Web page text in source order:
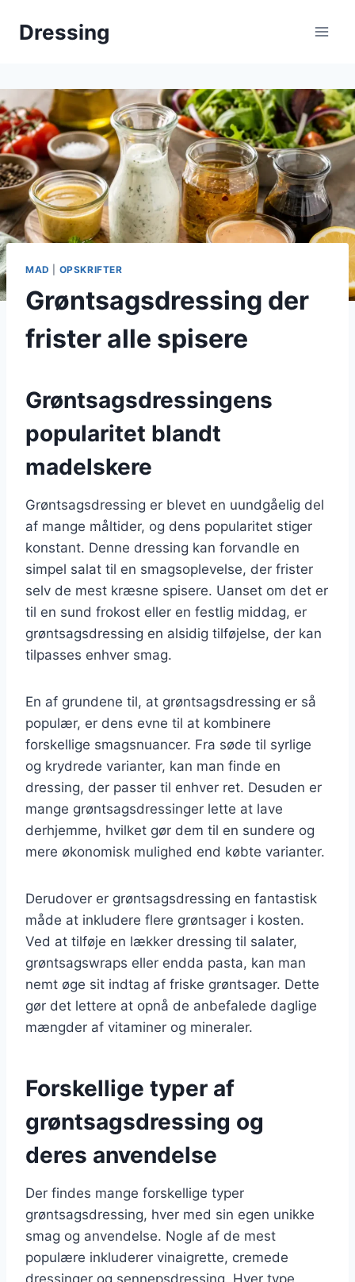
Dressing
MAD OPSKRIFTER
Grøntsagsdressing der
frister alle spisere
Grøntsagsdressingens
popularitet blandt
madelskere
Grøntsagsdressing er blevet en uundgåelig del
af mange måltider, og dens popularitet stiger
konstant. Denne dressing kan forvandle en
simpel salat til en smagsoplevelse, der frister
selv de mest kræsne spisere. Uanset om det er
til en sund frokost eller en festlig middag, er
grøntsagsdressing en alsidig tilføjelse, der kan
tilpasses enhver smag.
En af grundene til, at grøntsagsdressing er så
populær, er dens evne til at kombinere
forskellige smagsnuancer. Fra søde til syrlige
og krydrede varianter, kan man finde en
dressing, der passer til enhver ret. Desuden er
mange grøntsagsdressinger lette at lave
derhjemme, hvilket gør dem til en sundere og
mere økonomisk mulighed end købte varianter.
Derudover er grøntsagsdressing en fantastisk
måde at inkludere flere grøntsager i kosten.
Ved at tilføje en lækker dressing til salater,
grøntsagswraps eller endda pasta, kan man
nemt øge sit indtag af friske grøntsager. Dette
gør det lettere at opnå de anbefalede daglige
mængder af vitaminer og mineraler.
Forskellige typer af
grøntsagsdressing og
deres anvendelse
Der findes mange forskellige typer
grøntsagsdressing, hver med sin egen unikke
smag og anvendelse. Nogle af de mest
populære inkluderer vinaigrette, cremede
dressinger og sennepsdressing. Hver type